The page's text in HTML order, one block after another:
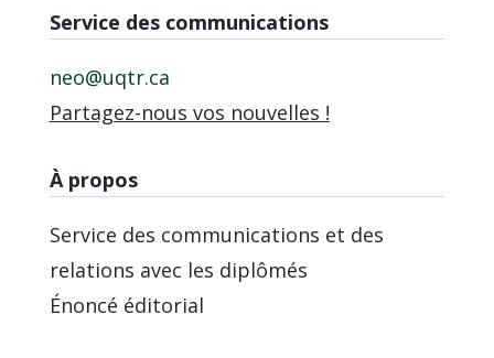
Service des communications
neo@uqtr.ca
Partagez-nous vos nouvelles !
À propos
Service des communications et des
relations avec les diplômés
Énoncé éditorial